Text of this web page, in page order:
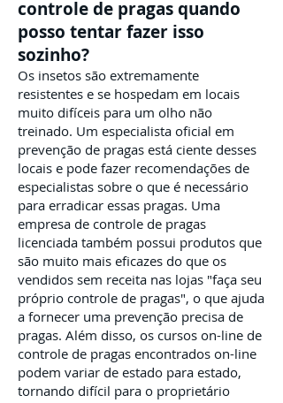
controle de pragas quando
posso tentar fazer isso
sozinho?
Os insetos são extremamente
resistentes e se hospedam em locais
muito difíceis para um olho não
treinado. Um especialista oficial em
prevenção de pragas está ciente desses
locais e pode fazer recomendações de
especialistas sobre o que é necessário
para erradicar essas pragas. Uma
empresa de controle de pragas
licenciada também possui produtos que
são muito mais eficazes do que os
vendidos sem receita nas lojas "faça seu
próprio controle de pragas", o que ajuda
a fornecer uma prevenção precisa de
pragas. Além disso, os cursos on-line de
controle de pragas encontrados on-line
podem variar de estado para estado,
tornando difícil para o proprietário